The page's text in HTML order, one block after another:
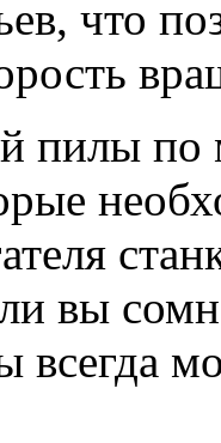
что
пилы по
вы
всегда